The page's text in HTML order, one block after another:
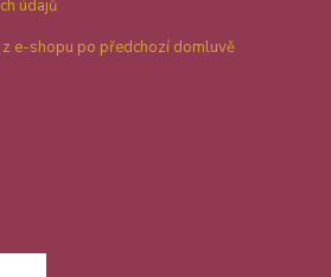
údajů
e-shopu po předchozí domluvě